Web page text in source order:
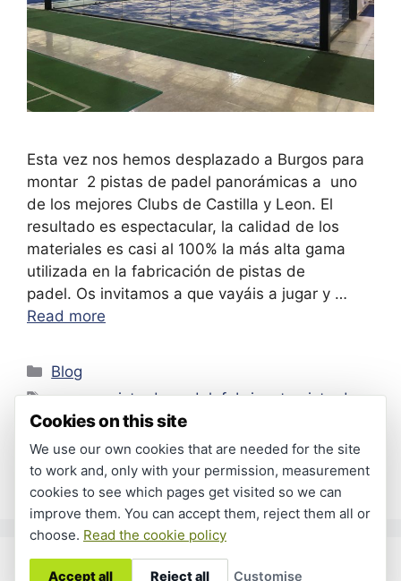
Esta vez nos hemos desplazado a Burgos para
montar 2 pistas de padel panorámicas a uno
de los mejores Clubs de Castilla y Leon. El
resultado es espectacular, la calidad de los
materiales es casi al 100% la más alta gama
utilizada en la fabricación de pistas de
padel. Os invitamos a que vayáis a jugar y …
Read more
Categories
Blog
Tags
compra pista de padel,fabricante pista de
padel,instalar pista de padel
padel, Pista Padel Panorámica,precio pista de
padel
© 2026 PadelMagic | Fabricante de pistas de padel
Cookies on this site
We use our own cookies that are needed for the site
to work and, only with your permission, measurement
cookies to see which pages get visited so we can
improve them. You can accept them, reject them all or
choose. Read the cookie policy
Accept all Reject all Customise